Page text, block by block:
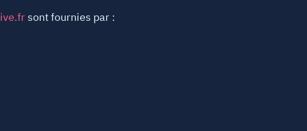
sont fournies par :